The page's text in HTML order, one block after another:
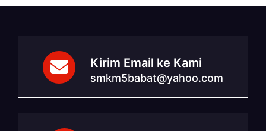
Kirim Email ke Kami
smkm5babat@yahoo.com